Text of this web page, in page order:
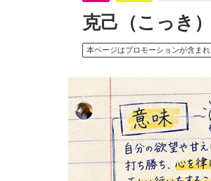
克己（こっき
本ページはプロモーションが含ま